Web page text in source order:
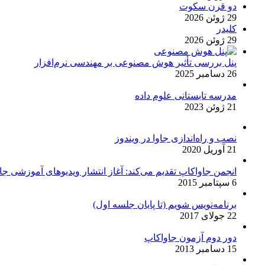
دو قرن سکوت
29 ژوئن 2026
کلیدر
29 ژوئن 2026
پنل بررسی تأثیر هوش مصنوعی بر مهندسی نرم‌افزار
26 دسامبر 2025
مدرسه تابستانی علوم داده
21 ژوئن 2023
نصب و راه‌اندازی جاوا در ویندوز
21 آوریل 2020
انجمن جاواکاپ تقدیم می‌کند: آغاز انتشار ویدیوهای آموزشی
6 سپتامبر 2015
برنامه‌نویس شویم (تا پایان جلسه اول)
22 جولای 2017
دور دوم آزمون جاواکاپ
15 دسامبر 2013